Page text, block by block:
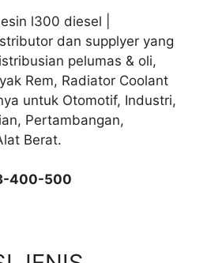
l300 diesel |
dan supplyer yang
pelumas & oli,
Rem, Radiator Coolant
untuk Otomotif, Industri,
Pertambangan,
Berat.
400-500